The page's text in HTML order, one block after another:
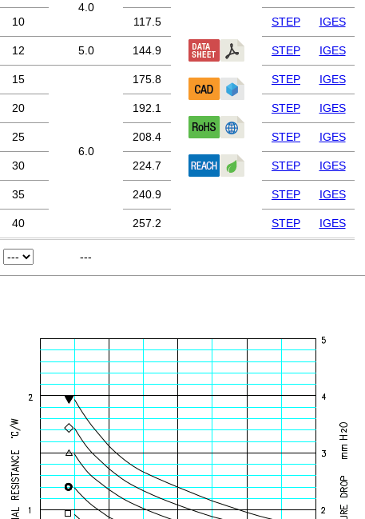
4.0
10 117.5 STEP IGES
12 5.0 144.9 STEP IGES
15
6.0
175.8 STEP IGES
20 192.1 STEP IGES
25 208.4 STEP IGES
30 224.7 STEP IGES
35 240.9 STEP IGES
40 257.2 STEP
IGES
---